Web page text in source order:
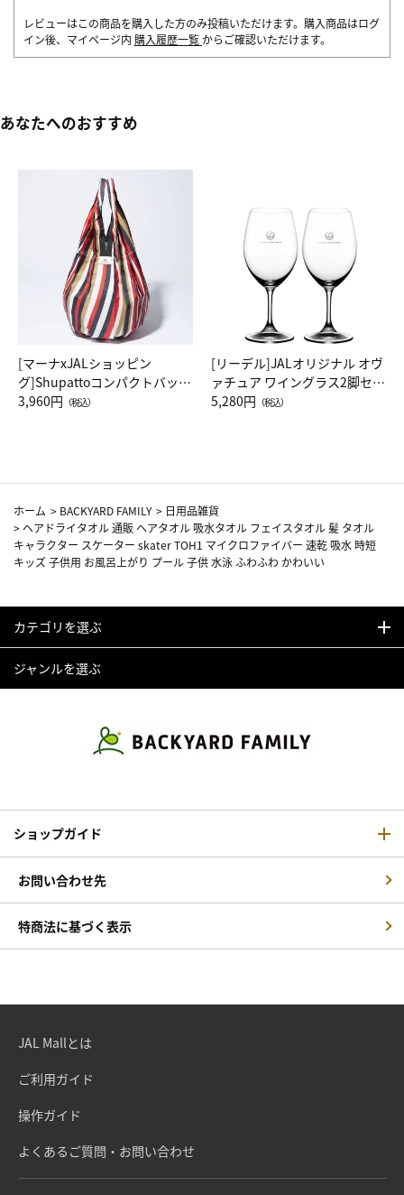
レビューはこの商品を購入した方のみ投稿いただけます。購入商品はログ
イン後、マイページ内 購入履歴一覧 からご確認いただけます。
あなたへのおすすめ
[マーナxJALショッピン
グ]Shupattoコンパクトバッグ
Drop JAL客室乗務員（LC）ス
3,960円 （税込）
[リーデル]JALオリジナル オヴ
ァチュア ワイングラス2脚セッ
ト（レッドワイン）
5,280円 （税込）
ホーム > BACKYARD FAMILY > 日用品雑貨
> ヘアドライタオル 通販 ヘアタオル 吸水タオル フェイスタオル 髪 タオル
キャラクター スケーター skater TOH1 マイクロファイバー 速乾 吸水 時短
キッズ 子供用 お風呂上がり プール 子供 水泳 ふわふわ かわいい
カテゴリを選ぶ
ジャンルを選ぶ
ショップガイド
お問い合わせ先
特商法に基づく表示
JAL Mallとは
ご利用ガイド
操作ガイド
よくあるご質問・お問い合わせ